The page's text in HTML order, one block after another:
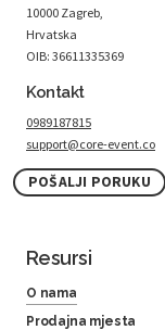
10000 Zagreb,
Hrvatska
OIB: 36611335369
Kontakt
0989187815
support@core-event.co
POŠALJI PORUKU
Resursi
O nama
Prodajna mjesta